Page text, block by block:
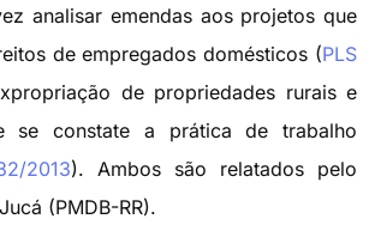
analisar emendas aos projetos que
de empregados domésticos (PLS
de propriedades rurais e
se constate a prática de trabalho
2013). Ambos são relatados pelo
(PMDB-RR).